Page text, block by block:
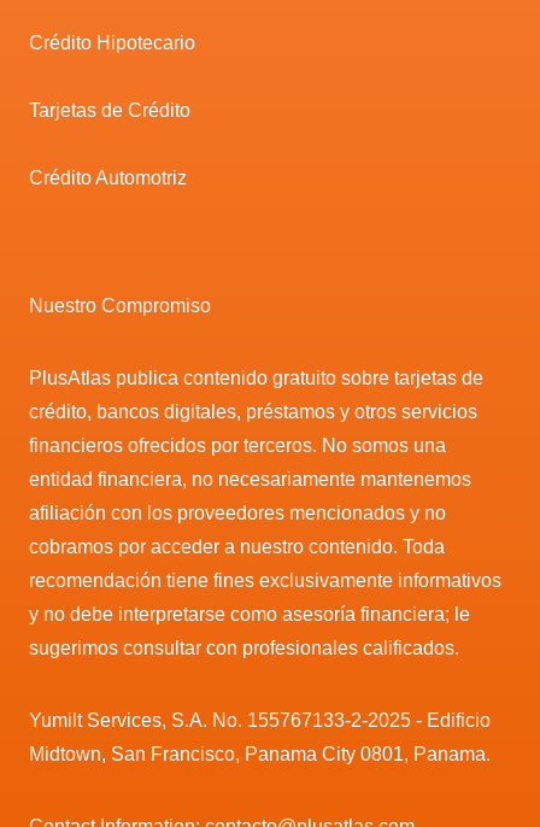
Crédito Hipotecario
Tarjetas de Crédito
Crédito Automotriz
Nuestro Compromiso
PlusAtlas publica contenido gratuito sobre tarjetas de
crédito, bancos digitales, préstamos y otros servicios
financieros ofrecidos por terceros. No somos una
entidad financiera, no necesariamente mantenemos
afiliación con los proveedores mencionados y no
cobramos por acceder a nuestro contenido. Toda
recomendación tiene fines exclusivamente informativos
y no debe interpretarse como asesoría financiera; le
sugerimos consultar con profesionales calificados.
Yumilt Services, S.A. No. 155767133-2-2025 - Edificio
Midtown, San Francisco, Panama City 0801, Panama.